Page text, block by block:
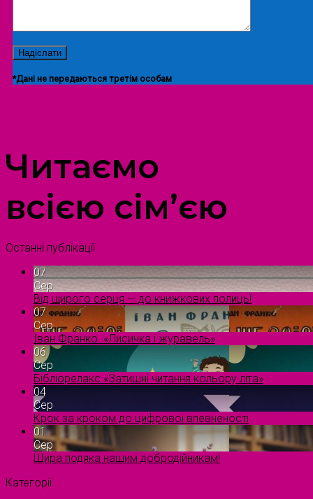
*Дані не передаються третім особам
Читаємо
всією сім’єю
Останні публікації
07
Сер
Від щирого серця — до книжкових полиць!
07
Сер
Іван Франко. «Лисичка і журавель»
06
Сер
Бібліорелакс «Затишні читання кольору літа»
04
Сер
Крок за кроком до цифрової впевненості
01
Сер
Щира подяка нашим добродійникам!
Категорії